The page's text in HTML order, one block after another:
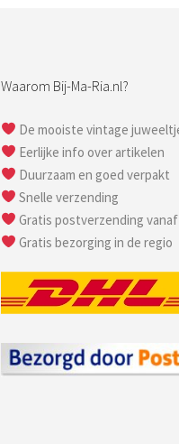
Waarom Bij-Ma-Ria.nl?
De mooiste vintage
Eerlijke info over artikelen
Duurzaam en goed verpakt
Snelle verzending
Gratis postverzending vanaf
Gratis bezorging in de regio